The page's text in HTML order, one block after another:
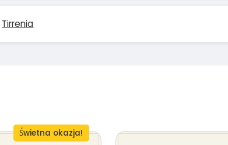
Tirrenia
Świetna okazja!